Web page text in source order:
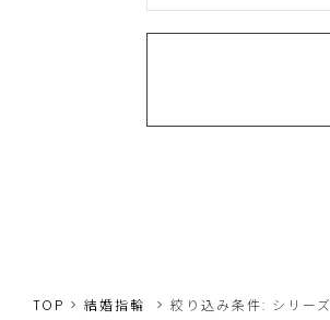
TOP 結婚指輪 絞り込み条件: シリーズ